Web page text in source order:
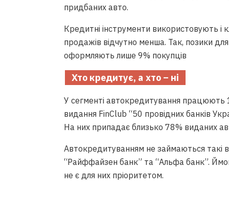
придбаних авто.
Кредитні інструменти використовують і
продажів відчутно менша. Так, позики
оформляють лише 9% покупців
Хто кредитує, а хто – ні
У сегменті автокредитування працюють
видання FinClub “50 провідних банків
На них припадає близько 78% виданих
Автокредитуванням не займаються такі
“Райффайзен банк” та “Альфа банк”.
не є для них пріоритетом.